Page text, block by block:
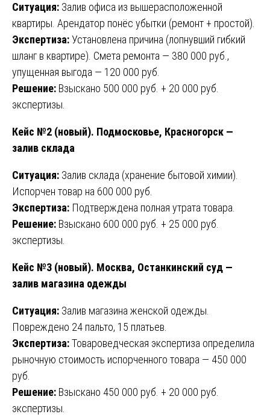
Ситуация: Залив офиса из вышерасположенной
квартиры. Арендатор понёс убытки (ремонт + простой).
Экспертиза:Установлена причина (лопнувший гибкий
шланг в квартире). Смета ремонта — 380 000 руб.,
упущенная выгода — 120 000 руб.
Решение: Взыскано 500 000 руб. + 20 000 руб.
экспертизы.
Кейс №2 (новый). Подмосковье, Красногорск —
залив склада
Ситуация: Залив склада (хранение бытовой химии).
Испорчен товар на 600 000 руб.
Экспертиза: Подтверждена полная утрата товара.
Решение: Взыскано 600 000 руб. + 25 000 руб.
экспертизы.
Кейс №3 (новый). Москва, Останкинский суд —
залив магазина одежды
Ситуация: Залив магазина женской одежды.
Повреждено 24 пальто, 15 платьев.
Экспертиза:Товароведческая экспертиза определила
рыночную стоимость испорченного товара — 450 000
руб.
Решение: Взыскано 450 000 руб. + 20 000 руб.
экспертизы.